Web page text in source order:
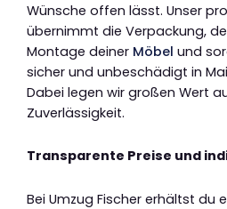
Wünsche offen lässt. Unser
übernimmt die Verpackung,
Montage deiner Möbel und
sicher und unbeschädigt in
Dabei legen wir großen Wert
Zuverlässigkeit.
Transparente Preise und
Bei Umzug Fischer erhältst du